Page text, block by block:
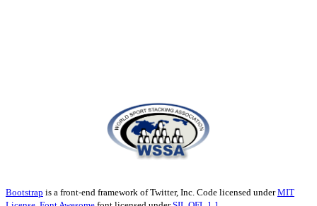
Bootstrap is a front-end framework of Twitter, Inc. Code licensed underMIT